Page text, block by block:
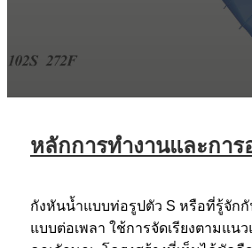
หลักการทำงานและกา
กังหันน้ำแบบท่อรูปตัว S หรือที่รู้จัก
แบบต่อเพลา ใช้การจัดเรียงตามแน